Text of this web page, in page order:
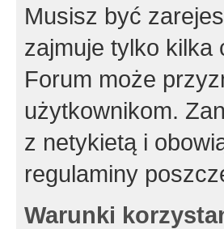
Musisz być
zajmuje tylko kilka
Forum może
użytkownikom.
z netykietą i
regulaminy
Warunki